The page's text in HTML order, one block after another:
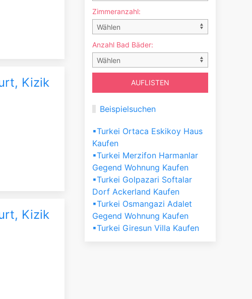
Kizik
Kizik
Zimmeranzahl:
Anzahl Bad Bäder:
Beispielsuchen
▪Turkei Ortaca Eskikoy Haus
Kaufen
▪Turkei Merzifon Harmanlar
Gegend Wohnung Kaufen
▪Turkei Golpazari Softalar
Dorf Ackerland Kaufen
▪Turkei Osmangazi Adalet
Gegend Wohnung Kaufen
▪Turkei Giresun Villa Kaufen